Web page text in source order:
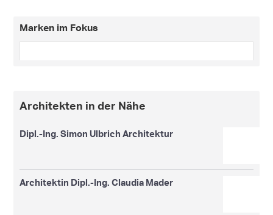
Marken im Fokus
Architekten in der Nähe
Dipl.-Ing. Simon Ulbrich Architektur
Architektin Dipl.-Ing. Claudia Mader